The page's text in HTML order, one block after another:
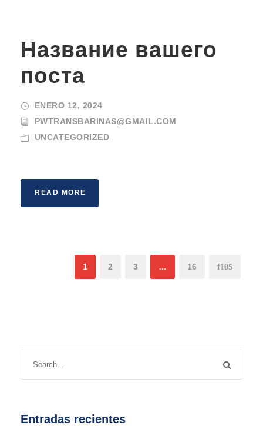
Название вашего
поста
ENERO 12, 2024
PWTRANSBARINAS@GMAIL.COM
UNCATEGORIZED
READ MORE
1 2 3 … 16
Entradas recientes